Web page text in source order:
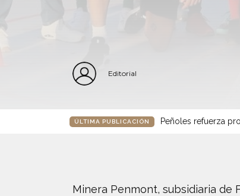
Editorial
ÚLTIMA PUBLICACIÓN Peñoles refuerza
Minera Penmont, subsidiaria de